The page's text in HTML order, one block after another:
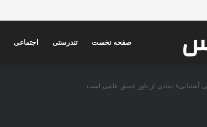
صفحه نخست تندرستی اجتماعی
آشتیانی» نمادی از باور عمیق علمی است